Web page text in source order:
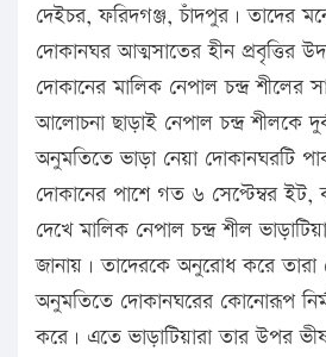
দেইচর, ফরিদগঞ্জ, চাঁদপুর। তাদের
দোকানঘর আত্মসাতের হীন প্রবৃত্তির
দোকানের মালিক নেপাল চন্দ্র
আলোচনা ছাড়াই নেপাল চন্দ্র শীলকে
অনুমতিতে ভাড়া নেয়া দোকানঘরটি
দোকানের পাশে গত ৬ সেপ্টেম্বর
দেখে মালিক নেপাল চন্দ্র শীল
জানায়। তাদেরকে অনুরোধ করে তারা
অনুমতিতে দোকানঘরের কোনোরূপ
করে। এতে ভাড়াটিয়ারা তার উপর